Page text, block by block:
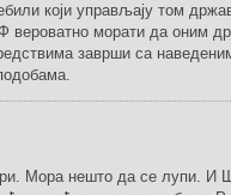
који управљају том
вероватно морати да оним
заврши са
Мора нешто да се лупи. И